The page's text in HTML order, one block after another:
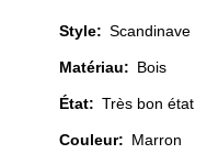
Style: Scandinave
Matériau: Bois
État: Très bon état
Couleur: Marron